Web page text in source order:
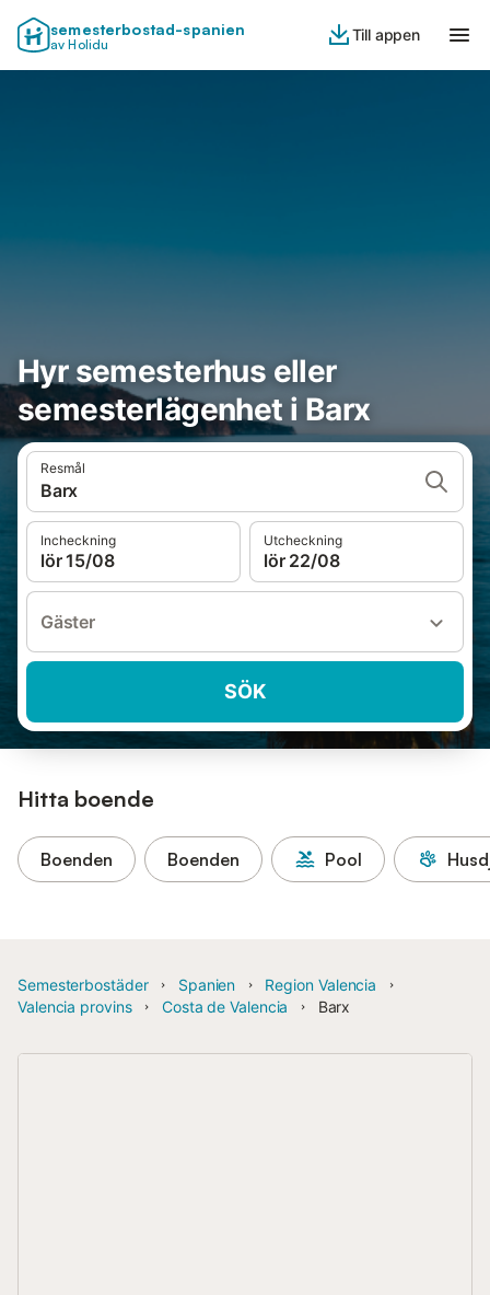
semesterbostad-spanien
av Holidu
Till appen
Hyr semesterhus eller
semesterlägenhet i Barx
Resmål
Barx
Incheckning
lör 15/08
Utcheckning
lör 22/08
Gäster
SÖK
Hitta boende
Boenden Boenden Pool
Semesterbostäder Spanien
Region Valencia
Valencia provins
Costa de Valencia Barx